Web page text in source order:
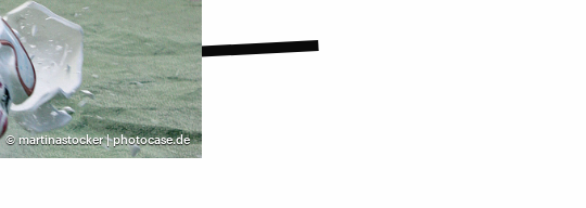
©martinastocker | photocase.de